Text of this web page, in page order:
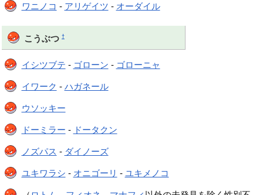
ワニノコ - アリゲイツ - オーダイル
こうぶつ †
イシツブテ - ゴローン - ゴローニャ
イワーク - ハガネール
ウソッキー
ドーミラー - ドータクン
ノズパス - ダイノーズ
ユキワラシ - オニゴーリ - ユキメノコ